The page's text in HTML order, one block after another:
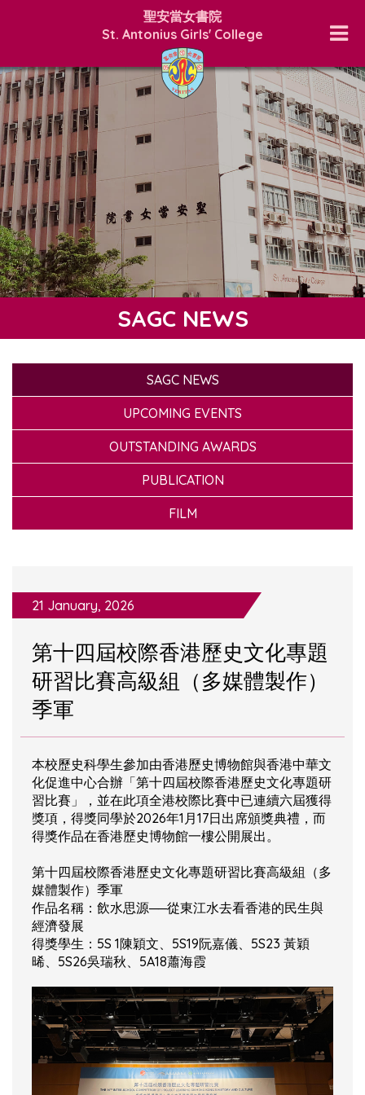
聖安當女書院
St. Antonius Girls' College
SAGC NEWS
SAGC NEWS
UPCOMING EVENTS
OUTSTANDING AWARDS
PUBLICATION
FILM
21 January, 2026
第十四屆校際香港歷史文化專題
研習比賽高級組（多媒體製作）
季軍
本校歷史科學生參加由香港歷史博物館與香港中華文
化促進中心合辦「第十四屆校際香港歷史文化專題研
習比賽」，並在此項全港校際比賽中已連續六屆獲得
獎項，得獎同學於2026年1月17日出席頒獎典禮，而
得獎作品在香港歷史博物館一樓公開展出。
第十四屆校際香港歷史文化專題研習比賽高級組（多
媒體製作）季軍
作品名稱：飲水思源──從東江水去看香港的民生與
經濟發展
得獎學生：5S 1陳穎文、5S19阮嘉儀、5S23 黃穎
晞、5S26吳瑞秋、5A18蕭海霞